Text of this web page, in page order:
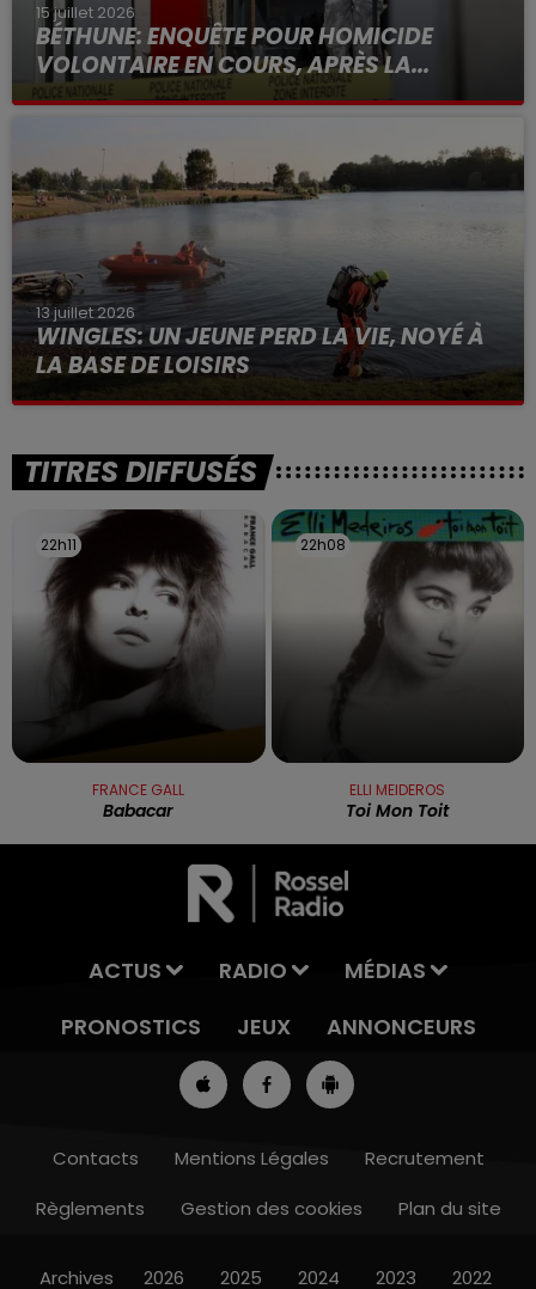
13h00 - 16h00
15 juillet 2026
BÉTHUNE: ENQUÊTE POUR HOMICIDE
VOLONTAIRE EN COURS, APRÈS LA...
Selon les premiers éléments, le logement servait
13 juillet 2026
WINGLES: UN JEUNE PERD LA VIE, NOYÉ À
LA BASE DE LOISIRS
La victime a coulé à pic
TITRES DIFFUSÉS
22h11
22h11
FRANCE GALL
Babacar
22h08
22h08
ELLI MEIDEROS
Toi Mon Toit
ACTUS RADIO
MÉDIAS
PRONOSTICS
JEUX ANNONCEURS
Contacts Mentions Légales
Recrutement
Règlements
Gestion des cookies Plan du site
Archives 2026 2025 2024 2023 2022